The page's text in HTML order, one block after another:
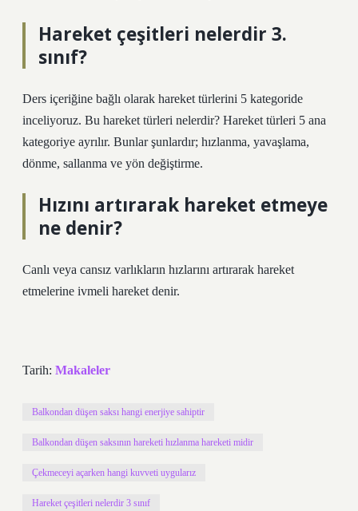
Hareket çeşitleri nelerdir 3.
sınıf?
Ders içeriğine bağlı olarak hareket türlerini 5 kategoride
inceliyoruz. Bu hareket türleri nelerdir? Hareket türleri 5 ana
kategoriye ayrılır. Bunlar şunlardır; hızlanma, yavaşlama,
dönme, sallanma ve yön değiştirme.
Hızını artırarak hareket etmeye
ne denir?
Canlı veya cansız varlıkların hızlarını artırarak hareket
etmelerine ivmeli hareket denir.
Tarih: Makaleler
Balkondan düşen saksı hangi enerjiye sahiptir
Balkondan düşen saksının hareketi hızlanma hareketi midir
Çekmeceyi açarken hangi kuvveti uygularız
Hareket çeşitleri nelerdir 3 sınıf